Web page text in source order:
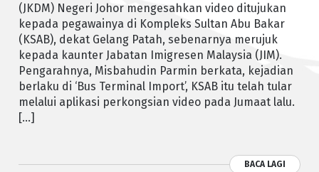
(JKDM) Negeri Johor mengesahkan video ditujukan
kepada pegawainya di Kompleks Sultan Abu Bakar
(KSAB), dekat Gelang Patah, sebenarnya merujuk
kepada kaunter Jabatan Imigresen Malaysia (JIM).
Pengarahnya, Misbahudin Parmin berkata, kejadian
berlaku di ‘Bus Terminal Import’, KSAB itu telah tular
melalui aplikasi perkongsian video pada Jumaat lalu.
[…]
BACA LAGI